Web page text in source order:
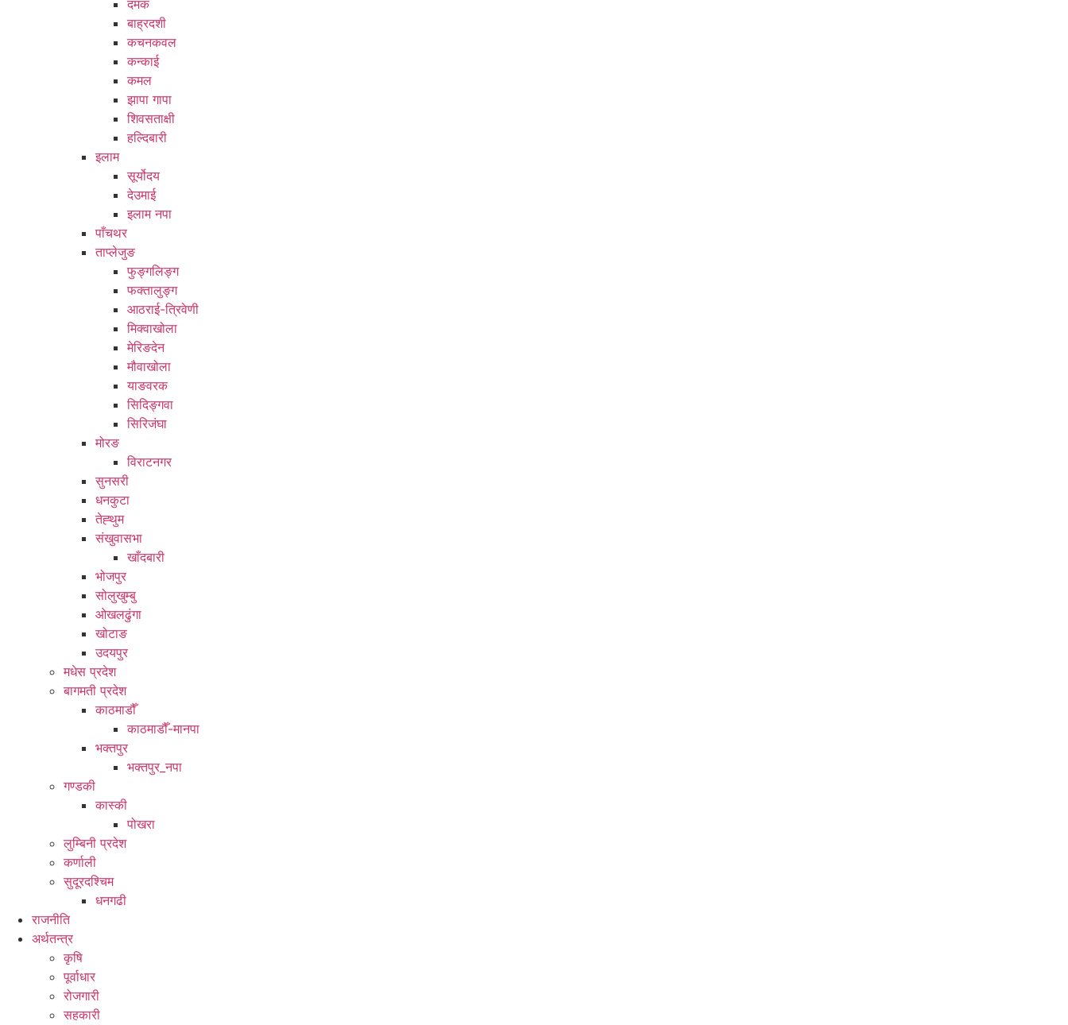
दमक
बाह्रदशी
कचनकवल
कन्काई
कमल
झापा गापा
शिवसताक्षी
हल्दिबारी
इलाम
सूर्योदय
देउमाई
इलाम नपा
पाँचथर
ताप्लेजुङ
फुङ्गलिङ्ग
फक्तालुङ्ग
आठराई-त्रिवेणी
मिक्वाखोला
मेरिङदेन
मौवाखोला
याङवरक
सिदिङ्गवा
सिरिजंघा
मोरङ
विराटनगर
सुनसरी
धनकुटा
तेह्थुम
संखुवासभा
खाँदबारी
भोजपुर
सोलुखुम्बु
ओखलढुंगा
खोटाङ
उदयपुर
मधेस प्रदेश
बागमती प्रदेश
काठमाडौँ
काठमाडौँ-मानपा
भक्तपुर
भक्तपुर_नपा
गण्डकी
कास्की
पोखरा
लुम्बिनी प्रदेश
कर्णाली
सुदूरदश्चिम
धनगढी
राजनीति
अर्थतन्त्र
कृषि
पूर्वाधार
रोजगारी
सहकारी